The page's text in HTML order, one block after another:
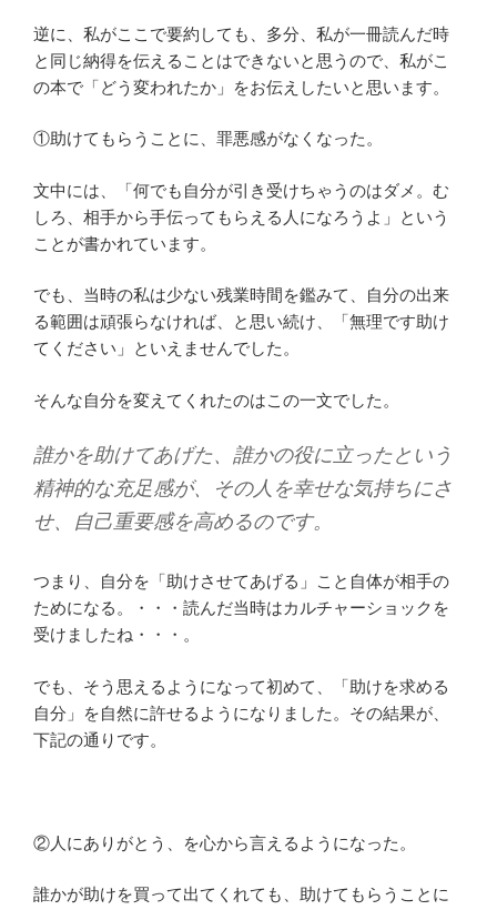
逆に、私がここで要約しても、多分、私が一冊読んだ時
と同じ納得を伝えることはできないと思うので、私がこ
の本で「どう変われたか」をお伝えしたいと思います。
①助けてもらうことに、罪悪感がなくなった。
文中には、「何でも自分が引き受けちゃうのはダメ。む
しろ、相手から手伝ってもらえる人になろうよ」という
ことが書かれています。
でも、当時の私は少ない残業時間を鑑みて、自分の出来
る範囲は頑張らなければ、と思い続け、「無理です助け
てください」といえませんでした。
そんな自分を変えてくれたのはこの一文でした。
誰かを助けてあげた、誰かの役に立ったという
精神的な充足感が、その人を幸せな気持ちにさ
せ、自己重要感を高めるのです。
つまり、自分を「助けさせてあげる」こと自体が相手の
ためになる。・・・読んだ当時はカルチャーショックを
受けましたね・・・。
でも、そう思えるようになって初めて、「助けを求める
自分」を自然に許せるようになりました。その結果が、
下記の通りです。
②人にありがとう、を心から言えるようになった。
誰かが助けを買って出てくれても、助けてもらうことに